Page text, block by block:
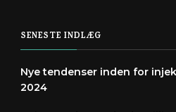
SENESTE INDLÆG
Nye tendenser inden for
2024